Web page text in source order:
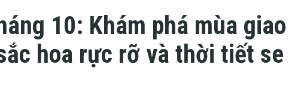
10: Khám phá mùa giao
hoa rực rỡ và thời tiết se